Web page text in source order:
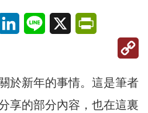
LinkedInLine X
於新年的事情。這是筆者
享的部分內容，也在這裏